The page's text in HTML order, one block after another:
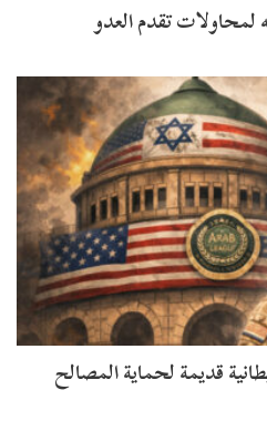
قديمة لحماية المصالح